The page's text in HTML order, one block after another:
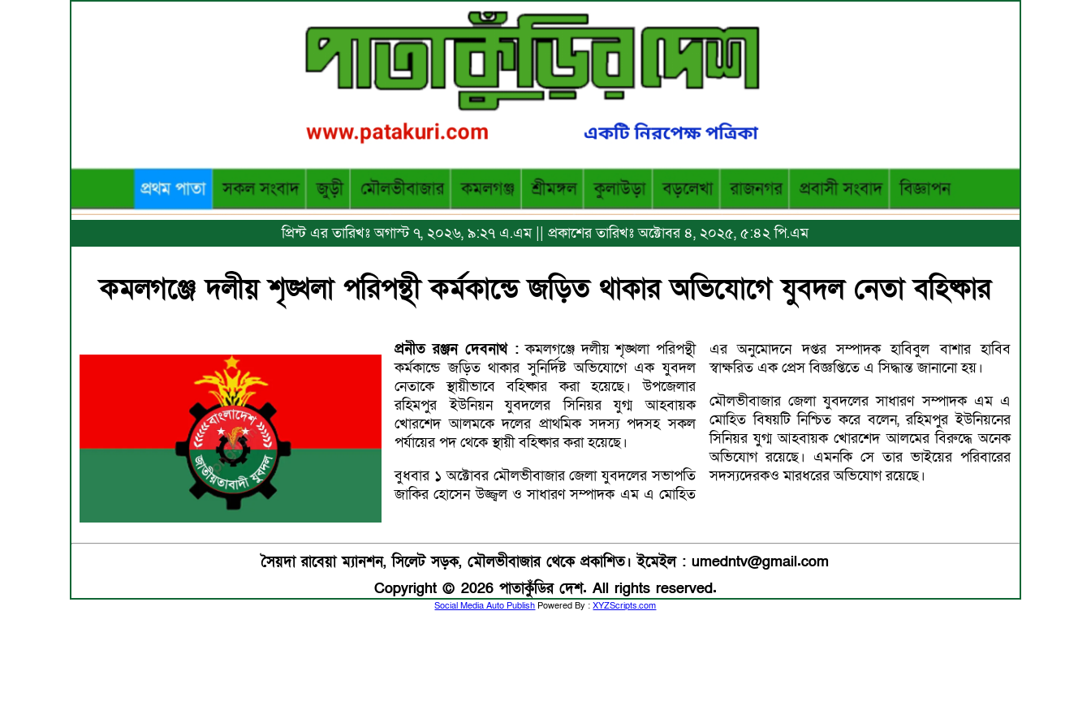
প্রিন্ট এর তারিখঃ অগাস্ট ৭, ২০২৬, ৯:২৭ এ.এম || প্রকাশের তারিখঃ অক্টোবর ৪, ২০২৫, ৫:৪২ পি.এম
কমলগঞ্জে দলীয় শৃঙ্খলা পরিপন্থী কর্মকান্ডে জড়িত থাকার অভিযোগে যুবদল নেতা বহিষ্কার
প্রনীতরঞ্জনদেবনাথ : কমলগঞ্জে দলীয় শৃঙ্খলা পরিপন্থী
কর্মকান্ডে জড়িত থাকার সুনির্দিষ্ট অভিযোগে এক যুবদল
নেতাকে স্থায়ীভাবে বহিষ্কার করা হয়েছে। উপজেলার
রহিমপুর ইউনিয়ন যুবদলের সিনিয়র যুগ্ম আহবায়ক
খোরশেদ আলমকে দলের প্রাথমিক সদস্য পদসহ সকল
পর্যায়ের পদ থেকে স্থায়ী বহিষ্কার করা হয়েছে।
বুধবার ১ অক্টোবর মৌলভীবাজার জেলা যুবদলের সভাপতি
জাকির হোসেন উজ্জ্বল ও সাধারণ সম্পাদক এম এ মোহিত
এর অনুমোদনে দপ্তর সম্পাদক হাবিবুল বাশার হাবিব
স্বাক্ষরিত এক প্রেস বিজ্ঞপ্তিতে এ সিদ্ধান্ত জানানো হয়।
মৌলভীবাজার জেলা যুবদলের সাধারণ সম্পাদক এম এ
মোহিত বিষয়টি নিশ্চিত করে বলেন, রহিমপুর ইউনিয়নের
সিনিয়র যুগ্ম আহবায়ক খোরশেদ আলমের বিরুদ্ধে অনেক
অভিযোগ রয়েছে। এমনকি সে তার ভাইয়ের পরিবারের
সদস্যদেরকও মারধরের অভিযোগ রয়েছে।
সৈয়দা রাবেয়া ম্যানশন, সিলেট সড়ক, মৌলভীবাজার থেকে প্রকাশিত। ইমেইল : umedntv@gmail.com
Copyright © 2026 পাতাকুঁডির দেশ. All rights reserved.
Social Media Auto Publish Powered By :XYZScripts.com